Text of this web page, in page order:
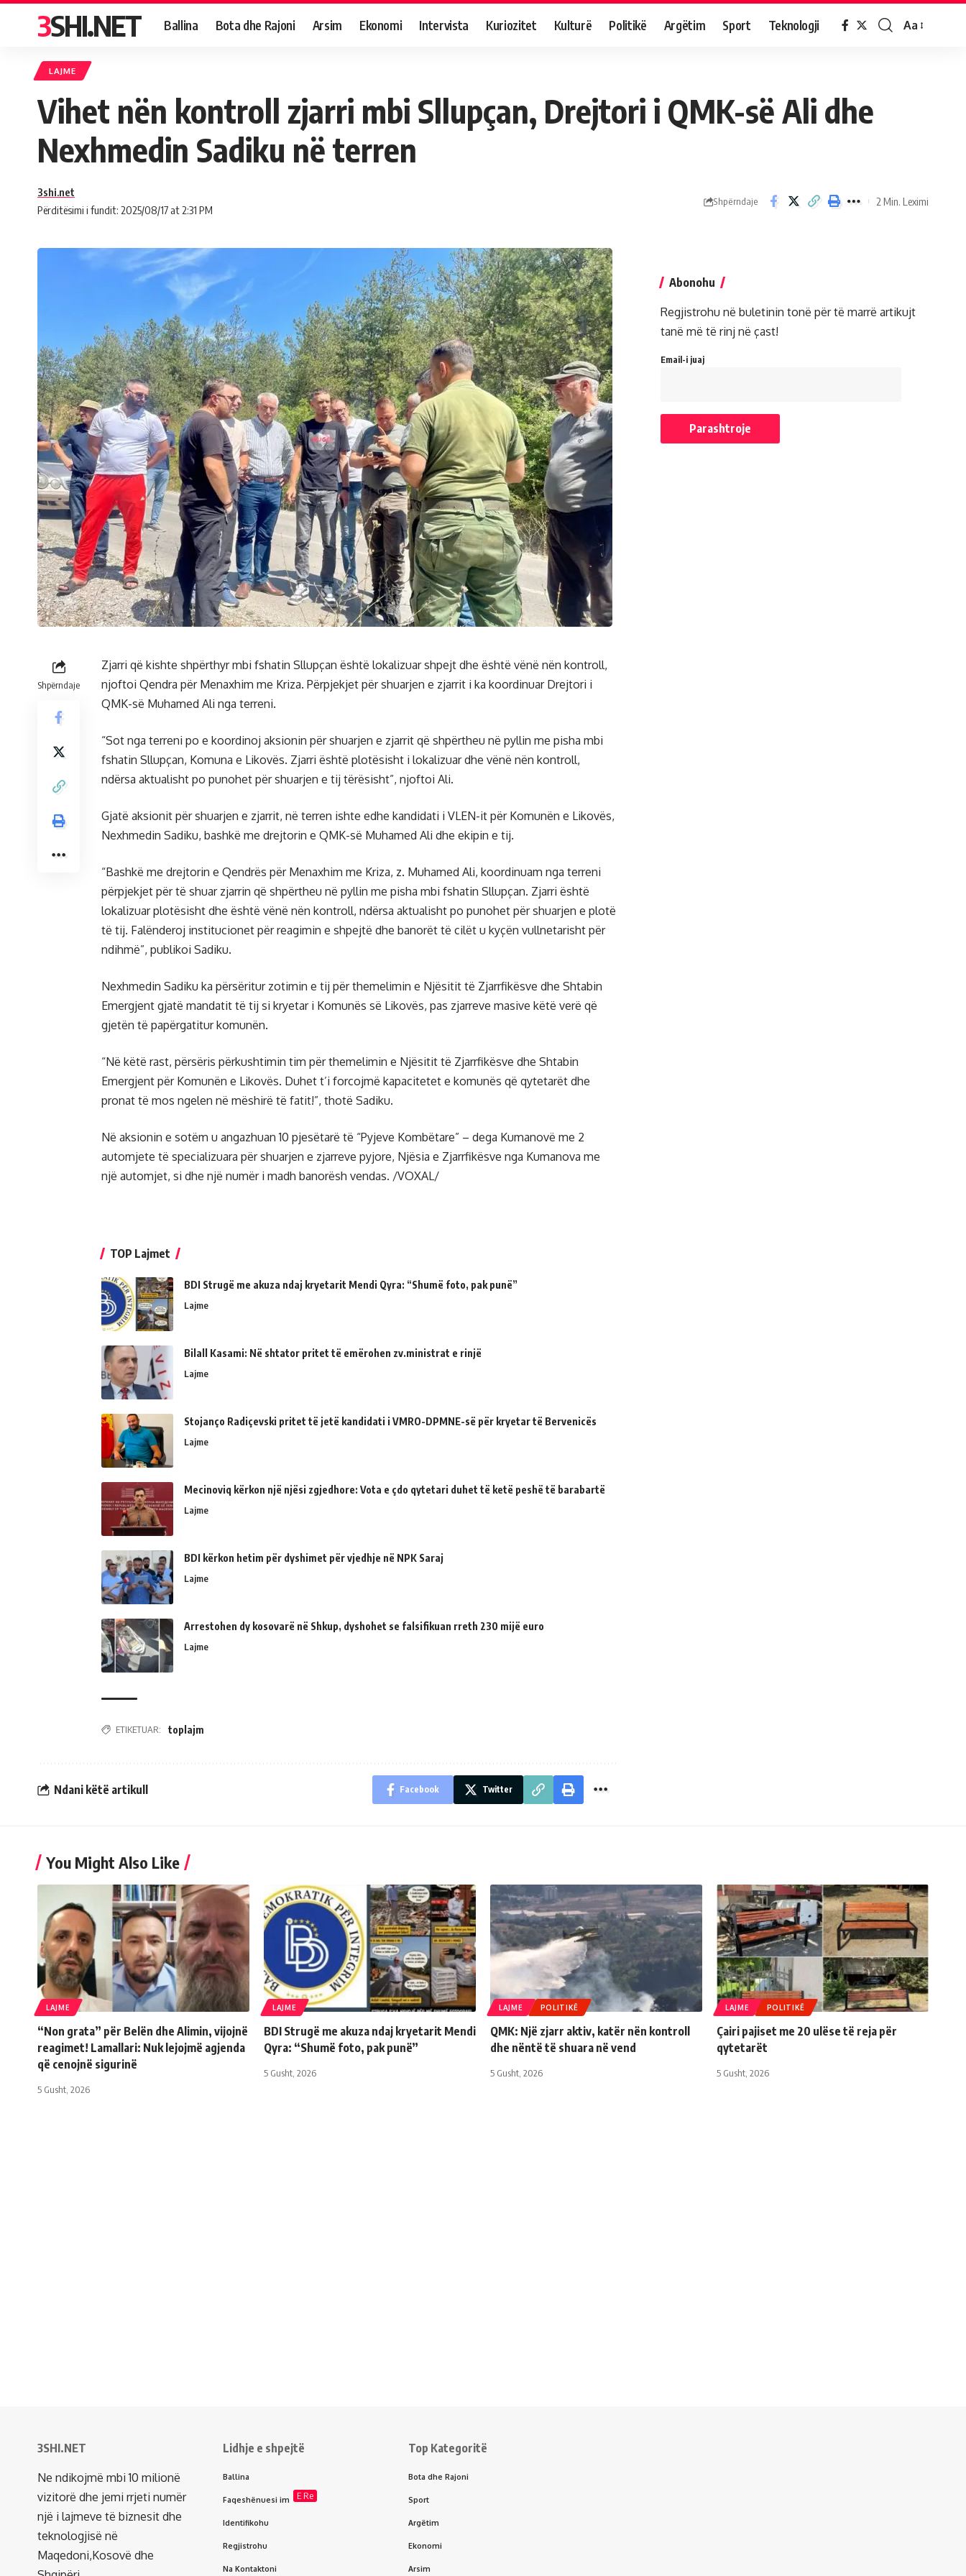
3SHI.NET Ballina Bota dhe Rajoni Arsim Ekonomi Intervista Kuriozitet Kulturë Politikë Argëtim Sport Teknologji Aa
LAJME
Vihet nën kontroll zjarri mbi Sllupçan, Drejtori i QMK-së Ali dhe
Nexhmedin Sadiku në terren
Përditësimi i fundit: 2025/08/17 at 2:31 PM
3shi.net
Shpërndaje 2 Min. Leximi
Shpërndaje
Zjarri që kishte shpërthyr mbi fshatin Sllupçan është lokalizuar shpejt dhe është vënë nën kontroll,
njoftoi Qendra për Menaxhim me Kriza. Përpjekjet për shuarjen e zjarrit i ka koordinuar Drejtori i
QMK-së Muhamed Ali nga terreni.
“Sot nga terreni po e koordinoj aksionin për shuarjen e zjarrit që shpërtheu në pyllin me pisha mbi
fshatin Sllupçan, Komuna e Likovës. Zjarri është plotësisht i lokalizuar dhe vënë nën kontroll,
ndërsa aktualisht po punohet për shuarjen e tij tërësisht”, njoftoi Ali.
Gjatë aksionit për shuarjen e zjarrit, në terren ishte edhe kandidati i VLEN-it për Komunën e Likovës,
Nexhmedin Sadiku, bashkë me drejtorin e QMK-së Muhamed Ali dhe ekipin e tij.
“Bashkë me drejtorin e Qendrës për Menaxhim me Kriza, z. Muhamed Ali, koordinuam nga terreni
përpjekjet për të shuar zjarrin që shpërtheu në pyllin me pisha mbi fshatin Sllupçan. Zjarri është
lokalizuar plotësisht dhe është vënë nën kontroll, ndërsa aktualisht po punohet për shuarjen e plotë
të tij. Falënderoj institucionet për reagimin e shpejtë dhe banorët të cilët u kyçën vullnetarisht për
ndihmë”, publikoi Sadiku.
Nexhmedin Sadiku ka përsëritur zotimin e tij për themelimin e Njësitit të Zjarrfikësve dhe Shtabin
Emergjent gjatë mandatit të tij si kryetar i Komunës së Likovës, pas zjarreve masive këtë verë që
gjetën të papërgatitur komunën.
“Në këtë rast, përsëris përkushtimin tim për themelimin e Njësitit të Zjarrfikësve dhe Shtabin
Emergjent për Komunën e Likovës. Duhet t’i forcojmë kapacitetet e komunës që qytetarët dhe
pronat të mos ngelen në mëshirë të fatit!”, thotë Sadiku.
Në aksionin e sotëm u angazhuan 10 pjesëtarë të “Pyjeve Kombëtare” – dega Kumanovë me 2
automjete të specializuara për shuarjen e zjarreve pyjore, Njësia e Zjarrfikësve nga Kumanova me
një automjet, si dhe një numër i madh banorësh vendas. /VOXAL/
TOP Lajmet
BDI Strugë me akuza ndaj kryetarit Mendi Qyra: “Shumë foto, pak punë”
Lajme
Bilall Kasami: Në shtator pritet të emërohen zv.ministrat e rinjë
Lajme
Stojanço Radiçevski pritet të jetë kandidati i VMRO-DPMNE-së për kryetar të Bervenicës
Lajme
Mecinoviq kërkon një njësi zgjedhore: Vota e çdo qytetari duhet të ketë peshë të barabartë
Lajme
BDI kërkon hetim për dyshimet për vjedhje në NPK Saraj
Lajme
Arrestohen dy kosovarë në Shkup, dyshohet se falsifikuan rreth 230 mijë euro
Lajme
ETIKETUAR: toplajm
Ndani këtë artikull Facebook Twitter
Abonohu
Regjistrohu në buletinin tonë për të marrë artikujt
tanë më të rinj në çast!
Email-i juaj
You Might Also Like
LAJME
“Non grata” për Belën dhe Alimin, vijojnë
reagimet! Lamallari: Nuk lejojmë agjenda
që cenojnë sigurinë
5 Gusht, 2026
LAJME
BDI Strugë me akuza ndaj kryetarit Mendi
Qyra: “Shumë foto, pak punë”
5 Gusht, 2026
LAJME POLITIKË
QMK: Një zjarr aktiv, katër nën kontroll
dhe nëntë të shuara në vend
5 Gusht, 2026
LAJME POLITIKË
Çairi pajiset me 20 ulëse të reja për
qytetarët
5 Gusht, 2026
3SHI.NET
Ne ndikojmë mbi 10 milionë
vizitorë dhe jemi rrjeti numër
një i lajmeve të biznesit dhe
teknologjisë në
Maqedoni,Kosovë dhe
Lidhje e shpejtë
Ballina
Faqeshënuesi im E Re
Identifikohu
Regjistrohu
Na Kontaktoni
Top Kategoritë
Bota dhe Rajoni
Sport
Argëtim
Ekonomi
Arsim